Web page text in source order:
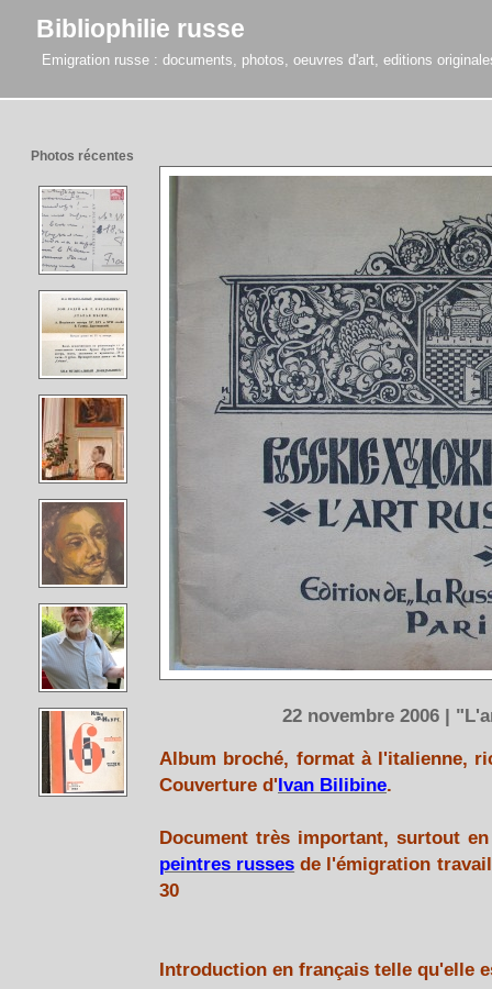
Bibliophilie russe
Emigration russe : documents, photos, oeuvres d'art, editions
22 novembre 2006 |
Album broché, format à l'italienne,
Couverture d'Ivan Bilibine.
Document très important, surtout
peintres russes de l'émigration
30
Introduction en français telle qu'elle
Photos récentes